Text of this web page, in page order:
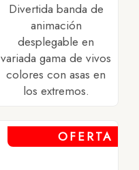
Divertida banda de
animación
desplegable en
variada gama de vivos
colores con asas en
los extremos.
OFERTA